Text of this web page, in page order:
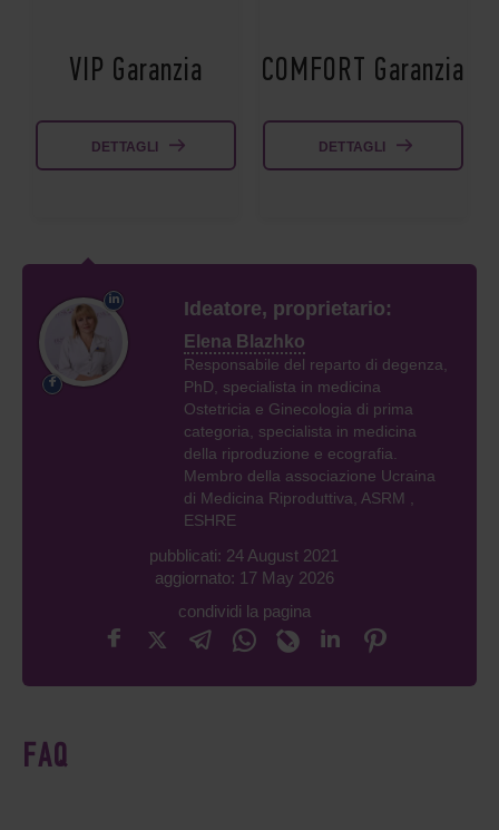
VIP Garanzia
DETTAGLI
COMFORT Garanzia
DETTAGLI
Ideatore, proprietario:
Elena Blazhko
Responsabile del reparto di degenza,
PhD, specialista in medicina
Ostetricia e Ginecologia di prima
categoria, specialista in medicina
della riproduzione e ecografia.
Membro della associazione Ucraina
di Medicina Riproduttiva, ASRM ,
ESHRE
pubblicati: 24 August 2021
aggiornato: 17 May 2026
condividi la pagina
FAQ